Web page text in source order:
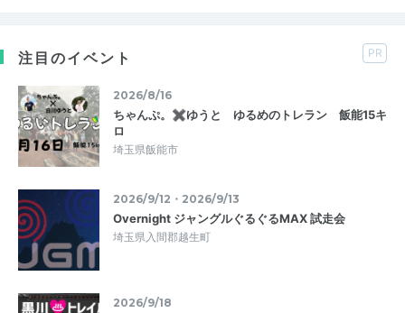
注目のイベント PR
2026/8/16
ちゃんぷ。✖ゆうと ゆるめのトレラン 飯能15キ
ロ
埼玉県飯能市
2026/9/12・2026/9/13
Overnight ジャングルぐるぐるMAX 試走会
埼玉県入間郡越生町
2026/9/18